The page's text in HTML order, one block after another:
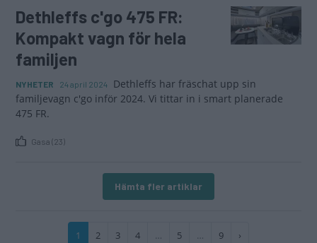
Dethleffs c'go 475 FR:
Kompakt vagn för hela
familjen
NYHETER 24 april 2024
Dethleffs har fräschat upp sin
familjevagn c'go inför 2024. Vi tittar in i smart planerade
475 FR.
Gasa (23)
Hämta fler artiklar
PagineringNuvarande
1 Sida
2 Sida
3 Sida
4 … Sida
5 … Sida
9
Nästa
›